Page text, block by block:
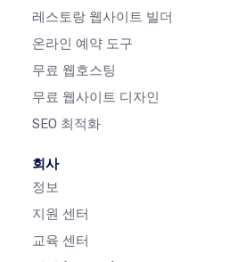
레스토랑 웹사이트 빌더
온라인 예약 도구
무료 웹호스팅
무료 웹사이트 디자인
SEO 최적화
회사
정보
지원 센터
교육 센터